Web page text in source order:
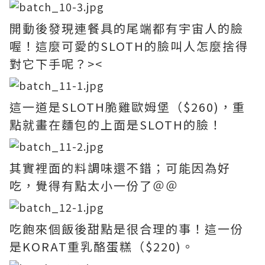
開動後發現連餐具的尾端都有宇宙人的臉
喔！這麼可愛的SLOTH的臉叫人怎麼捨得
對它下手呢？><
這一道是SLOTH脆雞歐姆堡（$260)，重
點就畫在麵包的上面是SLOTH的臉！
其實裡面的料調味還不錯；可能因為好
吃，覺得有點太小一份了＠＠
吃飽來個飯後甜點是很合理的事！這一份
是KORAT重乳酪蛋糕（$220)。